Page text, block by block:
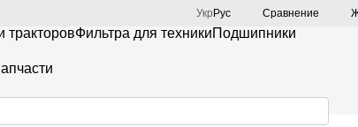
Укр Рус Сравнение
тракторовФильтра для техникиПодшипники